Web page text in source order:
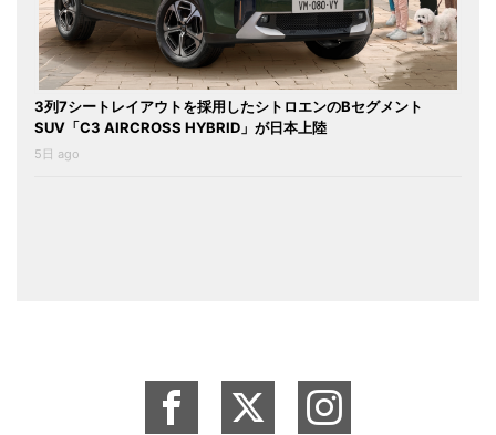
3列7シートレイアウトを採用したシトロエンのBセグメント
SUV「C3 AIRCROSS HYBRID」が日本上陸
5日 ago